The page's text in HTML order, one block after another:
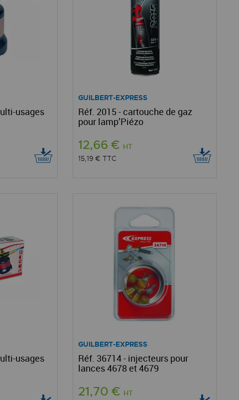
usages
GUILBERT-EXPRESS
Réf. 2015 - cartouche de gaz
pour lamp’Piézo
12,66 € HT
15,19 €TTC
usages
GUILBERT-EXPRESS
Réf. 36714 - injecteurs pour
lances 4678 et 4679
21,70 € HT